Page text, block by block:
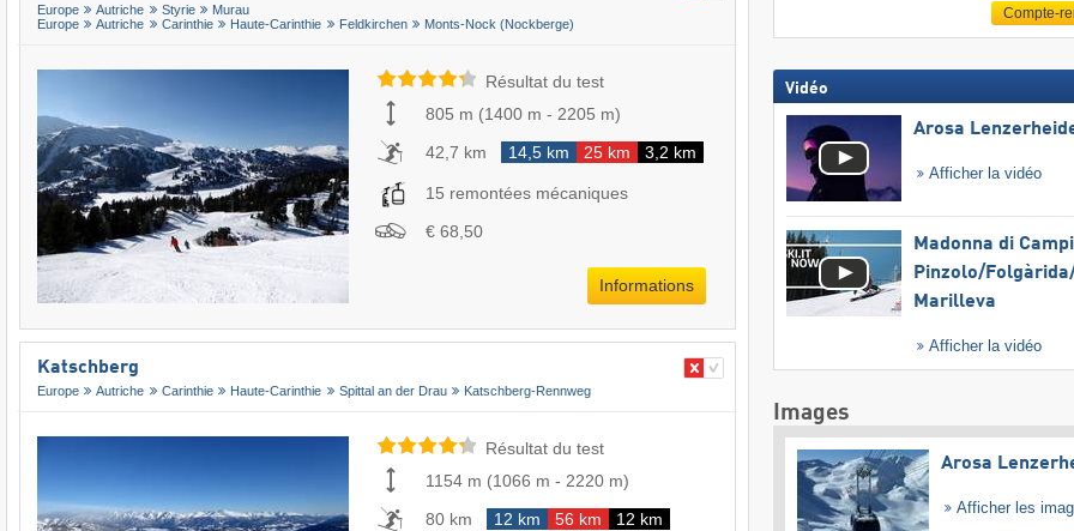
Europe Autriche Styrie
Murau
Europe
Autriche Carinthie Haute-Carinthie Feldkirchen Monts-Nock (Nockberge)
Résultat du test
805 m (1400 m - 2205 m)
42,7 km
14,5 km 25 km 3,2 km
15 remontées mécaniques
€ 68,50
Informations
Katschberg
Europe Autriche Carinthie Haute-Carinthie Spittal an der Drau Katschberg-Rennweg
Résultat du test
1154 m (1066 m - 2220 m)
80 km
12 km 56 km 12 km
Compte-
Vidéo
Arosa
Afficher la vidéo
Madonna di
Pinzolo/​
Marilleva
Afficher la vidéo
Images
Arosa
Afficher les